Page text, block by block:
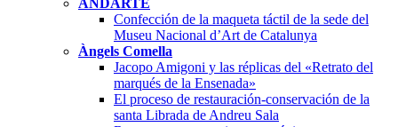
Confección de la maqueta táctil de la sede del
Museu Nacional d’Art de Catalunya
Àngels Comella
Jacopo Amigoni y las réplicas del «Retrato del
marqués de la Ensenada»
El proceso de restauración-conservación de la
santa Librada de Andreu Sala